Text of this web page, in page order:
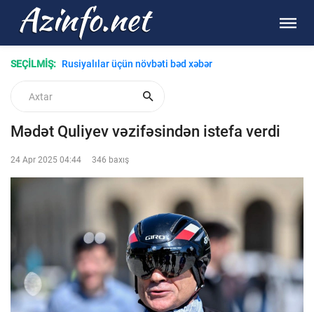
SEÇİLMİŞ: Rusiyalılar üçün növbəti bəd xəbər
Mədət Quliyev vəzifəsindən istefa verdi
24 Apr 2025 04:44 346 baxış